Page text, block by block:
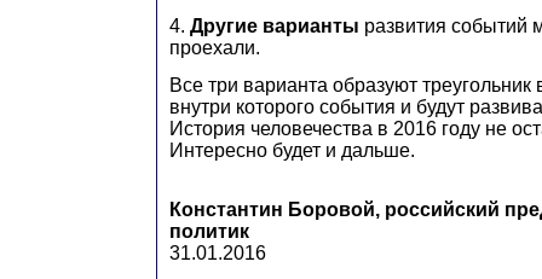
4. Другие варианты развития событий
проехали.
Все три варианта образуют треугольник
внутри которого события и будут
История человечества в 2016 году не
Интересно будет и дальше.
Константин Боровой, российский
политик
31.01.2016